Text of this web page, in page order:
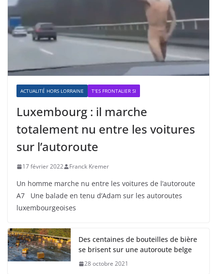
ACTUALITÉ HORS LORRAINE T'ES FRONTALIER SI
Luxembourg : il marche
totalement nu entre les voitures
sur l’autoroute
17 février 2022 Franck Kremer
Un homme marche nu entre les voitures de l’autoroute
A7 Une balade en tenu d’Adam sur les autoroutes
luxembourgeoises
Des centaines de bouteilles de bière
se brisent sur une autoroute belge
28 octobre 2021